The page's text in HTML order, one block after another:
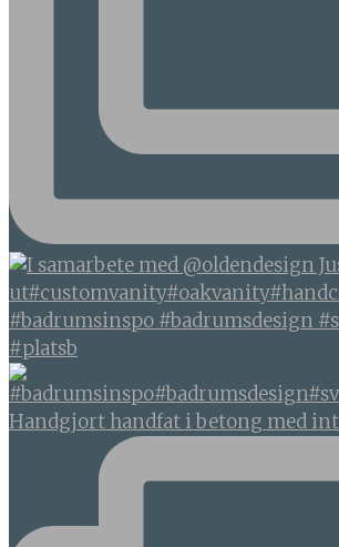
#badrumsinspo #badrumsdesign
#platsb
Handgjort handfat i betong med